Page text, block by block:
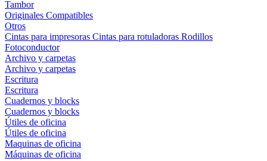
Tambor
Originales Compatibles
Otros
Cintas para impresoras Cintas para rotuladoras Rodillos
Fotoconductor
Archivo y carpetas
Archivo y carpetas
Escritura
Escritura
Cuadernos y blocks
Cuadernos y blocks
Útiles de oficina
Útiles de oficina
Maquinas de oficina
Máquinas de oficina